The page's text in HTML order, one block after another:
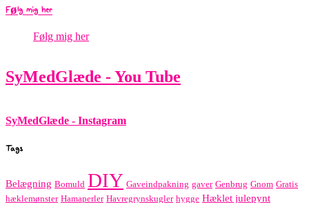
Følg mig her
Følg mig her
SyMedGlæde - You Tube
SyMedGlæde - Instagram
Tags
Belægning Bomuld DIY Gaveindpakning gaver Genbrug Gnom Gratis
hæklemønster Hamaperler Havregrynskugler hygge Hæklet julepynt